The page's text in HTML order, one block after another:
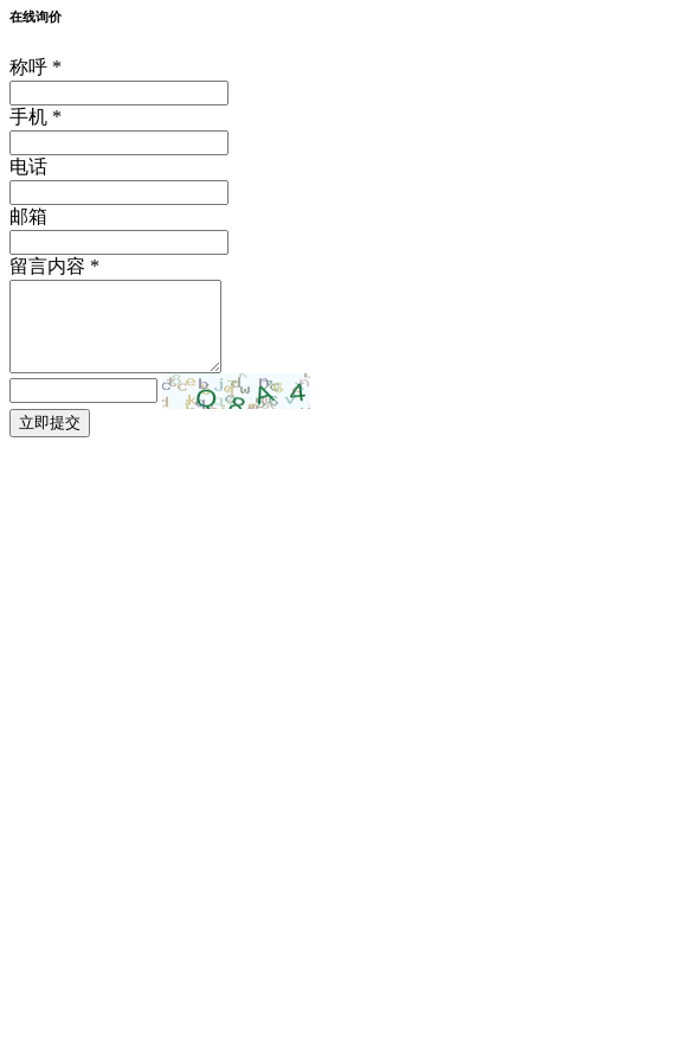
在线询价
称呼 *
手机 *
电话
邮箱
留言内容 *
立即提交